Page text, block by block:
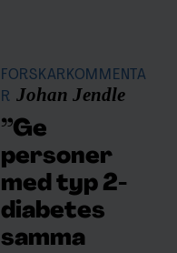
FORSKARKOMMENTA
R Johan Jendle
”Ge
personer
med typ 2-
diabetes
samma